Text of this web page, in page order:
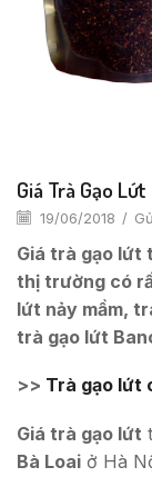
Giá Trà Gạo
19/06/2018 /
Giá trà gạo lứt
thị trường có
lứt nảy mầm,
trà gạo lứt
>> Trà gạo lứt
Giá trà gạo lứt
Bà Loai ở Hà